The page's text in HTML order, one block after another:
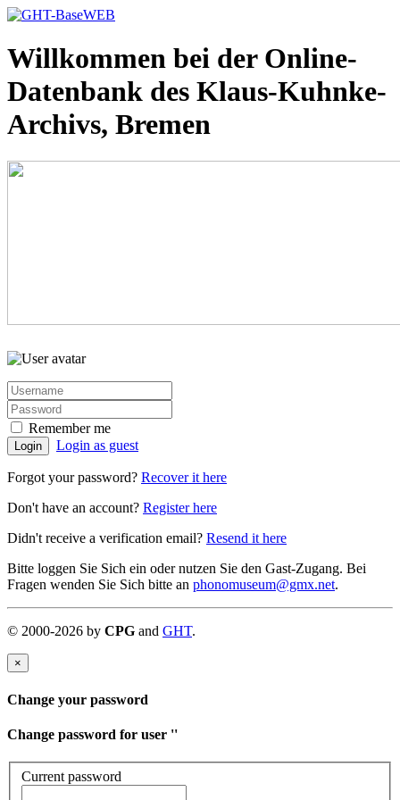
Willkommen bei der Online-
Datenbank des Klaus-Kuhnke-
Archivs, Bremen
Remember me
Login Login as guest
Forgot your password? Recover it here
Don't have an account? Register here
Didn't receive a verification email? Resend it here
Bitte loggen Sie Sich ein oder nutzen Sie den Gast-Zugang. Bei
Fragen wenden Sie Sich bitte an phonomuseum@gmx.net.
© 2000-2026 by CPG and GHT.
×
Change your password
Change password for user ''
Current password